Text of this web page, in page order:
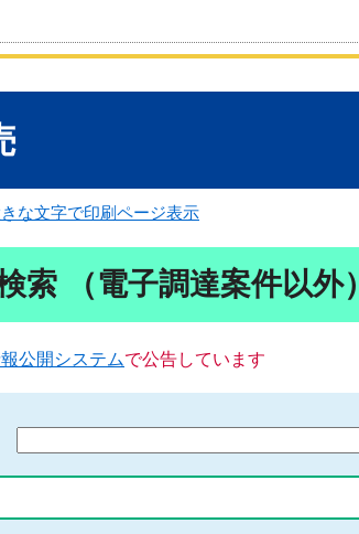
な文字で印刷ページ表示
索 （電子調達案件以外）
公開システムで公告しています
る